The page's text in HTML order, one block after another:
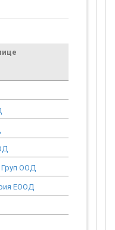
Груп ООД
ЕООД